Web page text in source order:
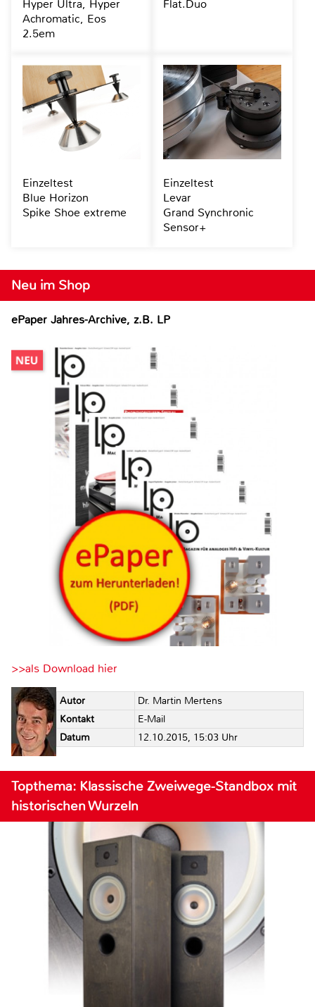
Neu im Shop
ePaper Jahres-Archive, z.B. LP
>>als Download hier
Autor
Dr. Martin Mertens
Kontakt
E-Mail
Datum
12.10.2015, 15:03 Uhr
Topthema: Klassische Zweiwege-Standbox mit
historischen Wurzeln
Hyper Ultra, Hyper
Achromatic, Eos
2.5em
Flat.Duo
Einzeltest
Blue Horizon
Spike Shoe extreme
Einzeltest
Levar
Grand Synchronic
Sensor+